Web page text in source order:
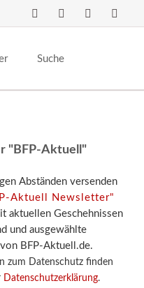
Suche
"BFP-Aktuell"
Abständen versenden
Aktuell Newsletter"
aktuellen Geschehnissen
und ausgewählte
BFP-Aktuell.de.
zum Datenschutz finden
Datenschutzerklärung.